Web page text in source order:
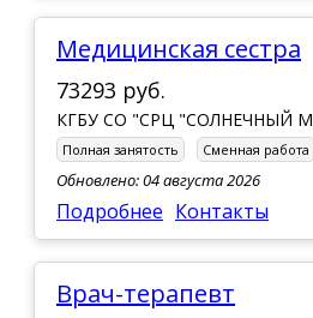
Медицинская сестра
73293 руб.
КГБУ СО "СРЦ "СОЛНЕЧНЫЙ
Полная занятость Сменная работа
Обновлено: 04 августа 2026
Подробнее Контакты
Врач-терапевт